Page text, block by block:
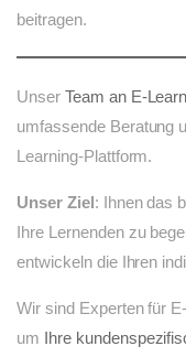
beitragen.
Unser Team an E-
umfassende Beratung
Learning-Plattform.
Unser Ziel: Ihnen das
Ihre Lernenden zu
entwickeln die Ihren
Wir sind Experten für
um Ihre